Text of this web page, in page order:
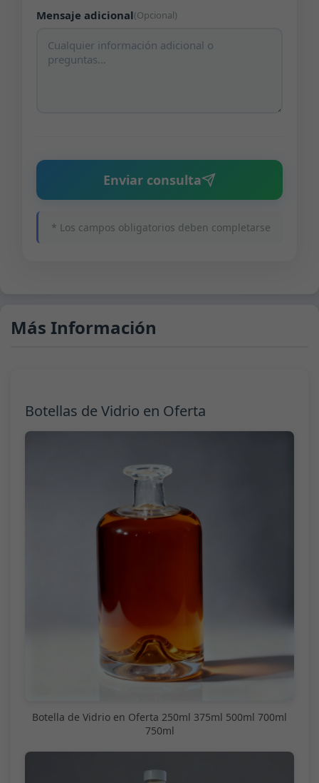
Mensaje adicional(Opcional)
Enviar consulta
* Los campos obligatorios deben completarse
Más Información
Botellas de Vidrio en Oferta
Botella de Vidrio en Oferta 250ml 375ml 500ml 700ml
750ml